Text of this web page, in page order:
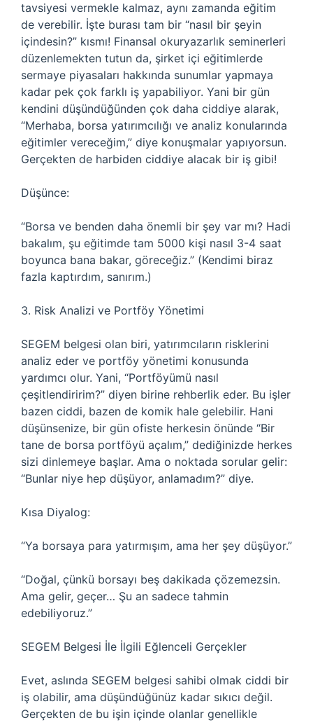
tavsiyesi vermekle kalmaz, aynı zamanda eğitim
de verebilir. İşte burası tam bir “nasıl bir şeyin
içindesin?” kısmı! Finansal okuryazarlık seminerleri
düzenlemekten tutun da, şirket içi eğitimlerde
sermaye piyasaları hakkında sunumlar yapmaya
kadar pek çok farklı iş yapabiliyor. Yani bir gün
kendini düşündüğünden çok daha ciddiye alarak,
“Merhaba, borsa yatırımcılığı ve analiz konularında
eğitimler vereceğim,” diye konuşmalar yapıyorsun.
Gerçekten de harbiden ciddiye alacak bir iş gibi!
Düşünce:
“Borsa ve benden daha önemli bir şey var mı? Hadi
bakalım, şu eğitimde tam 5000 kişi nasıl 3-4 saat
boyunca bana bakar, göreceğiz.” (Kendimi biraz
fazla kaptırdım, sanırım.)
3. Risk Analizi ve Portföy Yönetimi
SEGEM belgesi olan biri, yatırımcıların risklerini
analiz eder ve portföy yönetimi konusunda
yardımcı olur. Yani, “Portföyümü nasıl
çeşitlendiririm?” diyen birine rehberlik eder. Bu işler
bazen ciddi, bazen de komik hale gelebilir. Hani
düşünsenize, bir gün ofiste herkesin önünde “Bir
tane de borsa portföyü açalım,” dediğinizde herkes
sizi dinlemeye başlar. Ama o noktada sorular gelir:
“Bunlar niye hep düşüyor, anlamadım?” diye.
Kısa Diyalog:
“Ya borsaya para yatırmışım, ama her şey düşüyor.”
“Doğal, çünkü borsayı beş dakikada çözemezsin.
Ama gelir, geçer… Şu an sadece tahmin
edebiliyoruz.”
SEGEM Belgesi İle İlgili Eğlenceli Gerçekler
Evet, aslında SEGEM belgesi sahibi olmak ciddi bir
iş olabilir, ama düşündüğünüz kadar sıkıcı değil.
Gerçekten de bu işin içinde olanlar genellikle